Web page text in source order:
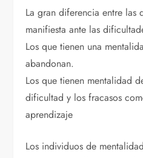
La gran diferencia entre las
manifiesta ante las
Los que tienen una
abandonan.
Los que tienen mentalidad
dificultad y los fracasos
aprendizaje
Los individuos de